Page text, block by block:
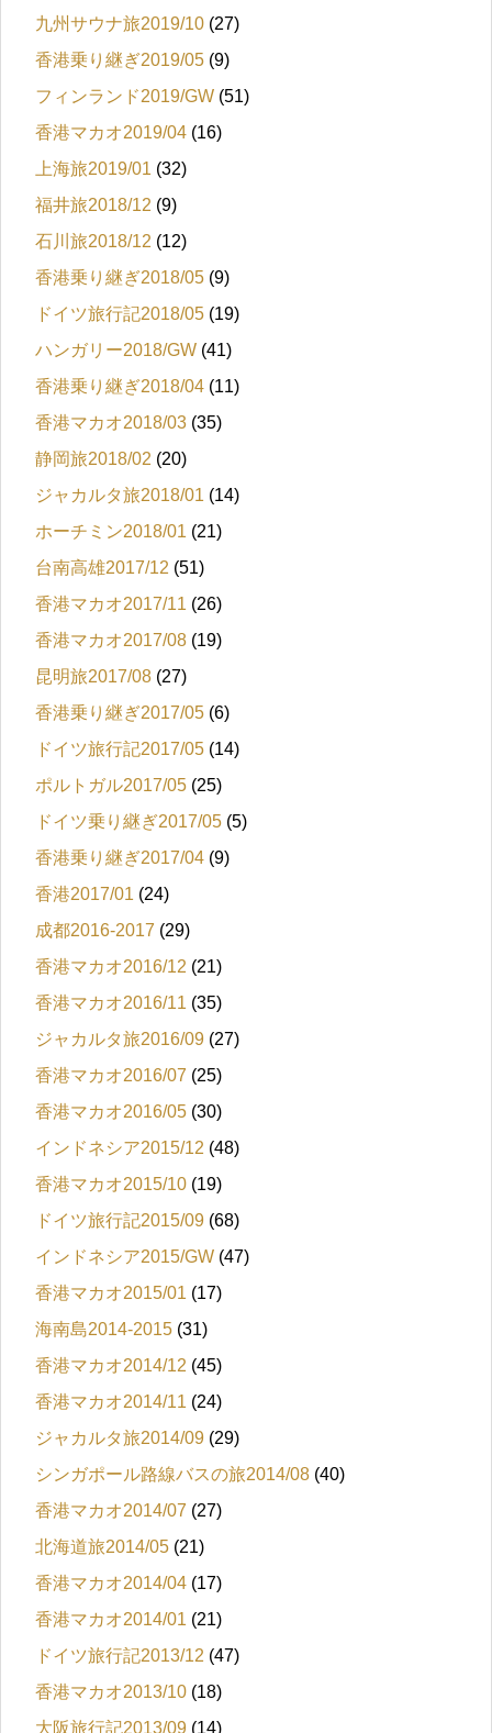
九州サウナ旅2019/10 (27)
香港乗り継ぎ2019/05 (9)
フィンランド2019/GW (51)
香港マカオ2019/04 (16)
上海旅2019/01 (32)
福井旅2018/12 (9)
石川旅2018/12 (12)
香港乗り継ぎ2018/05 (9)
ドイツ旅行記2018/05 (19)
ハンガリー2018/GW (41)
香港乗り継ぎ2018/04 (11)
香港マカオ2018/03 (35)
静岡旅2018/02 (20)
ジャカルタ旅2018/01 (14)
ホーチミン2018/01 (21)
台南高雄2017/12 (51)
香港マカオ2017/11 (26)
香港マカオ2017/08 (19)
昆明旅2017/08 (27)
香港乗り継ぎ2017/05 (6)
ドイツ旅行記2017/05 (14)
ポルトガル2017/05 (25)
ドイツ乗り継ぎ2017/05 (5)
香港乗り継ぎ2017/04 (9)
香港2017/01 (24)
成都2016-2017 (29)
香港マカオ2016/12 (21)
香港マカオ2016/11 (35)
ジャカルタ旅2016/09 (27)
香港マカオ2016/07 (25)
香港マカオ2016/05 (30)
インドネシア2015/12 (48)
香港マカオ2015/10 (19)
ドイツ旅行記2015/09 (68)
インドネシア2015/GW (47)
香港マカオ2015/01 (17)
海南島2014-2015 (31)
香港マカオ2014/12 (45)
香港マカオ2014/11 (24)
ジャカルタ旅2014/09 (29)
シンガポール路線バスの旅2014/08 (40)
香港マカオ2014/07 (27)
北海道旅2014/05 (21)
香港マカオ2014/04 (17)
香港マカオ2014/01 (21)
ドイツ旅行記2013/12 (47)
香港マカオ2013/10 (18)
大阪旅行記2013/09 (14)